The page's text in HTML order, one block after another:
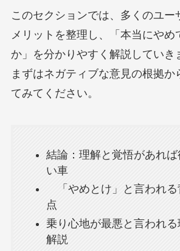
このセクションでは、多くのユー
メリットを整理し、「本当にやめ
か」を分かりやすく解説していき
まずはネガティブな意見の根拠か
てみてください。
結論：理解と覚悟があれば
い車
「やめとけ」と言われる
点
乗り心地が最悪と言われ
解説